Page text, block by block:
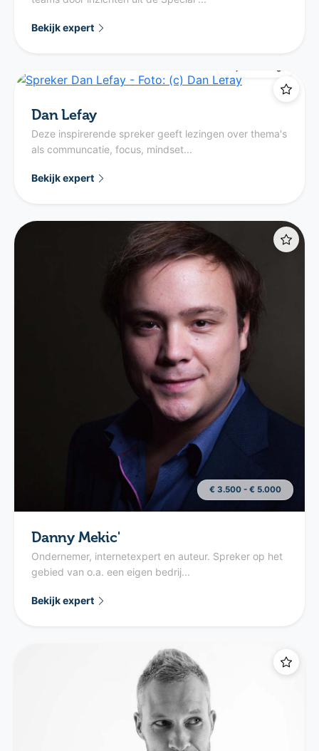
Bekijk expert
Dan Lefay
Deze inspirerende spreker geeft lezingen over thema's
als communcatie, focus, mindset...
Bekijk expert
€ 3.500 - € 5.000
Danny Mekic'
Ondernemer, internetexpert en auteur. Spreker op het
gebied van o.a. een eigen bedrij...
Bekijk expert